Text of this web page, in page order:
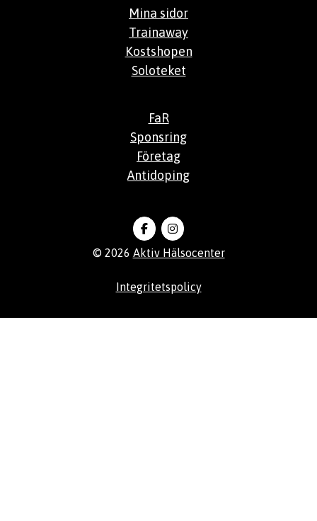
Mina sidor
Trainaway
Kostshopen
Soloteket
FaR
Sponsring
Företag
Antidoping
© 2026 Aktiv Hälsocenter
Integritetspolicy